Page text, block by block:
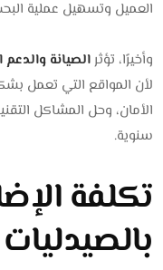
العميل وتسهيل عملية
وأخيرًا، تؤثرالصيانة والدعم
لأن المواقع التي تعمل
الأمان، وحل المشاكل
سنوية.
تكلفة
بالصيدليات